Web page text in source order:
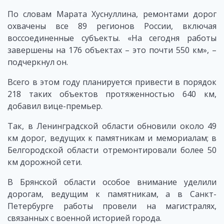
По словам Марата Хуснуллина, ремонтами дорог
охвачены все 89 регионов России, включая
воссоединенные субъекты. «На сегодня работы
завершены на 176 объектах – это почти 550 км», –
подчеркнул он.
Всего в этом году планируется привести в порядок
218 таких объектов протяженностью 640 км,
добавил вице-премьер.
Так, в Ленинградской области обновили около 49
км дорог, ведущих к памятникам и мемориалам; в
Белгородской области отремонтировали более 50
км дорожной сети.
В Брянской области особое внимание уделили
дорогам, ведущим к памятникам, а в Санкт-
Петербурге работы провели на магистралях,
связанных с военной историей города.